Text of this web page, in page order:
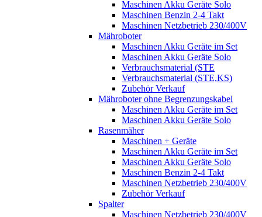
Maschinen Akku Geräte Solo
Maschinen Benzin 2-4 Takt
Maschinen Netzbetrieb 230/400V
Mähroboter
Maschinen Akku Geräte im Set
Maschinen Akku Geräte Solo
Verbrauchsmaterial (STE
Verbrauchsmaterial (STE,KS)
Zubehör Verkauf
Mähroboter ohne Begrenzungskabel
Maschinen Akku Geräte im Set
Maschinen Akku Geräte Solo
Rasenmäher
Maschinen + Geräte
Maschinen Akku Geräte im Set
Maschinen Akku Geräte Solo
Maschinen Benzin 2-4 Takt
Maschinen Netzbetrieb 230/400V
Zubehör Verkauf
Spalter
Maschinen Netzbetrieb 230/400V